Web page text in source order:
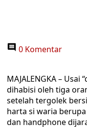
0 Komentar
MAJALENGKA –
dihabisi oleh tiga
setelah tergolek
harta si waria
dan handphone